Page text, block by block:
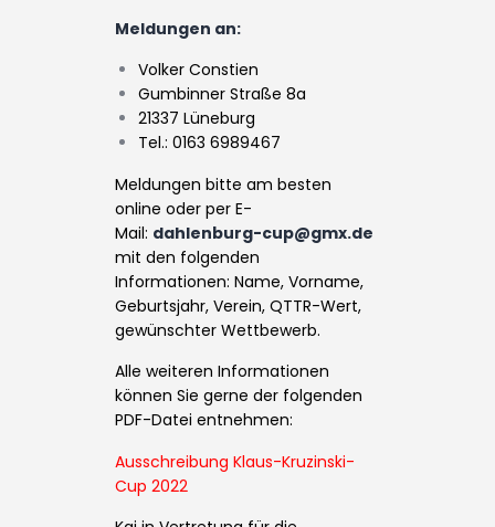
Meldungen an:
Volker Constien
Gumbinner Straße 8a
21337 Lüneburg
Tel.: 0163 6989467
Meldungen bitte am besten
online oder per E-
Mail: dahlenburg-cup@gmx.de
mit den folgenden
Informationen: Name, Vorname,
Geburtsjahr, Verein, QTTR-Wert,
gewünschter Wettbewerb.
Alle weiteren Informationen
können Sie gerne der folgenden
PDF-Datei entnehmen:
Ausschreibung Klaus-Kruzinski-
Cup 2022